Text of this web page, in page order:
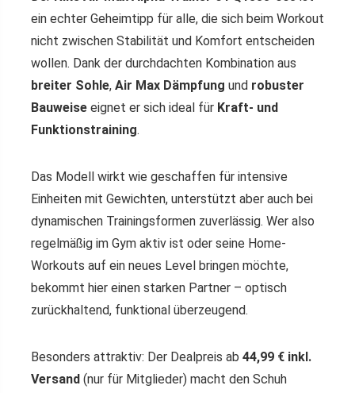
ein echter Geheimtipp für alle, die sich beim Workout
nicht zwischen Stabilität und Komfort entscheiden
wollen. Dank der durchdachten Kombination aus
breiter Sohle, Air Max Dämpfung und robuster
Bauweise eignet er sich ideal für Kraft- und
Funktionstraining.
Das Modell wirkt wie geschaffen für intensive
Einheiten mit Gewichten, unterstützt aber auch bei
dynamischen Trainingsformen zuverlässig. Wer also
regelmäßig im Gym aktiv ist oder seine Home-
Workouts auf ein neues Level bringen möchte,
bekommt hier einen starken Partner – optisch
zurückhaltend, funktional überzeugend.
Besonders attraktiv: Der Dealpreis ab 44,99 € inkl.
Versand (nur für Mitglieder) macht den Schuh